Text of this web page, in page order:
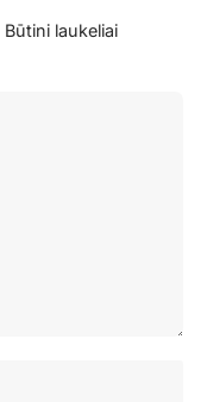
Būtini laukeliai